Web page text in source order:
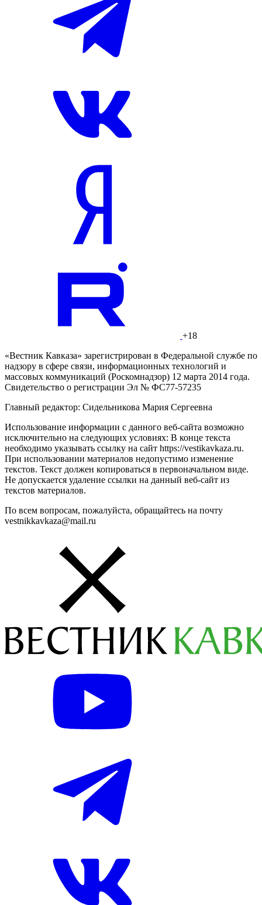
+18
«Вестник Кавказа» зарегистрирован в Федеральной службе по
надзору в сфере связи, информационных технологий и
массовых коммуникаций (Роскомнадзор) 12 марта 2014 года.
Свидетельство о регистрации Эл № ФС77-57235
Главный редактор: Сидельникова Мария Сергеевна
Использование информации с данного веб-сайта возможно
исключительно на следующих условиях: В конце текста
необходимо указывать ссылку на сайт https://vestikavkaza.ru.
При использовании материалов недопустимо изменение
текстов. Текст должен копироваться в первоначальном виде.
Не допускается удаление ссылки на данный веб-сайт из
текстов материалов.
По всем вопросам, пожалуйста, обращайтесь на почту
vestnikkavkaza@mail.ru